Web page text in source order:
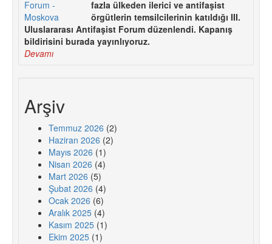
fazla ülkeden ilerici ve antifaşist
örgütlerin temsilcilerinin katıldığı III.
Uluslararası Antifaşist Forum düzenlendi. Kapanış
bildirisini burada yayınlıyoruz.
Devamı
Arşiv
Temmuz 2026 (2)
Haziran 2026 (2)
Mayıs 2026 (1)
Nisan 2026 (4)
Mart 2026 (5)
Şubat 2026 (4)
Ocak 2026 (6)
Aralık 2025 (4)
Kasım 2025 (1)
Ekim 2025 (1)